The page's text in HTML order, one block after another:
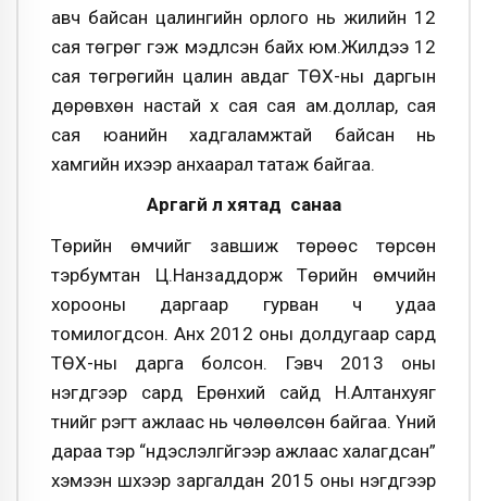
авч байсан цалингийн орлого нь жилийн 12
сая төгрөг гэж мэдүүлсэн байх юм.Жилдээ 12
сая төгрөгийн цалин авдаг ТӨХ-ны даргын
дөрөвхөн настай хүү сая сая ам.доллар, сая
сая юанийн хадгаламжтай байсан нь
хамгийн ихээр анхаарал татаж байгаа.
Аргагүй л хятад санаа
Төрийн өмчийг завшиж төрөөс төрсөн
тэрбумтан Ц.Нанзаддорж Төрийн өмчийн
хорооны даргаар гурван ч удаа
томилогдсон. Анх 2012 оны долдугаар сард
ТӨХ-ны дарга болсон. Гэвч 2013 оны
нэгдүгээр сард Ерөнхий сайд Н.Алтанхуяг
түүнийг үүрэгт ажлаас нь чөлөөлсөн байгаа. Үүний
дараа тэр “үндэслэлгүйгээр ажлаас халагдсан”
хэмээн шүүхээр заргалдан 2015 оны нэгдүгээр